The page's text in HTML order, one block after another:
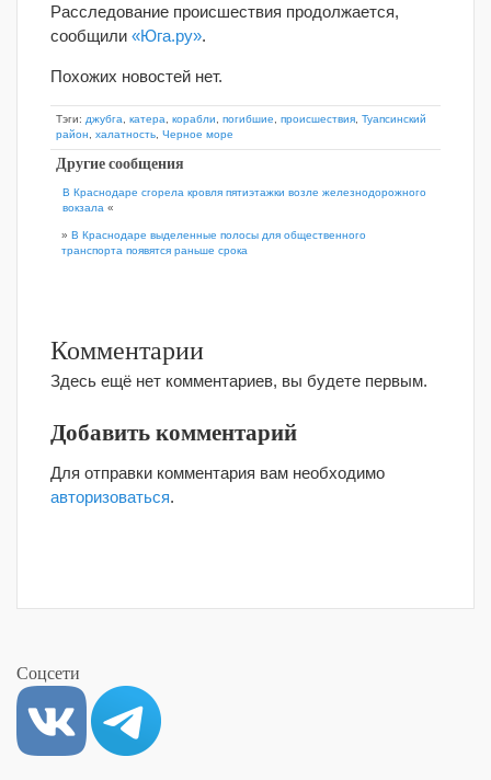
Расследование происшествия продолжается,
сообщили «Юга.ру».
Похожих новостей нет.
Тэги: джубга катера корабли погибшие происшествия Туапсинский
район
халатность Черное море
Другие сообщения
В Краснодаре сгорела кровля пятиэтажки возле железнодорожного
вокзала «
» В Краснодаре выделенные полосы для общественного
транспорта появятся раньше срока
Комментарии
Здесь ещё нет комментариев, вы будете первым.
Добавить комментарий
Для отправки комментария вам необходимо
авторизоваться.
Соцсети